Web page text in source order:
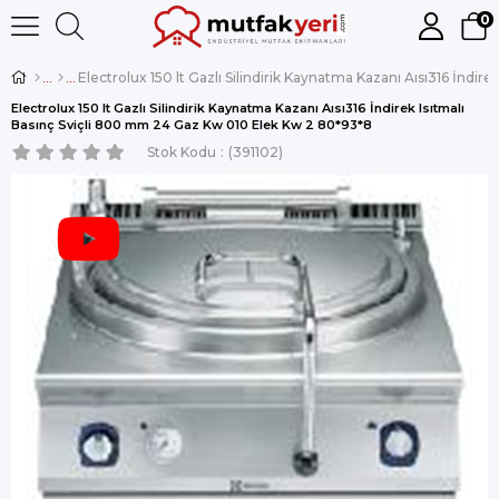
0
Electrolux 150 lt Gazlı Silindirik Kaynatma Kazanı Aısı316 İndirek Isıtmalı
Basınç Sviçli 800 mm 24 Gaz Kw 010 Elek Kw 2 80*93*8
Stok Kodu (391102)